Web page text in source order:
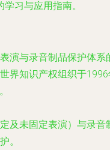
习与应用指南。
演与录音制品保护体系
界知识产权组织于
及未固定表演）与录音
。